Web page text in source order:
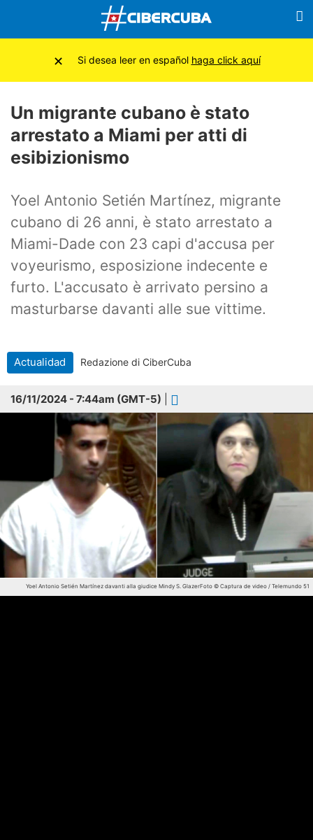
Un migrante cubano è stato
arrestato a Miami per atti di
esibizionismo
Yoel Antonio Setién Martínez, migrante
cubano di 26 anni, è stato arrestato a
Miami-Dade con 23 capi d'accusa per
voyeurismo, esposizione indecente e
furto. L'accusato è arrivato persino a
masturbarse davanti alle sue vittime.
Actualidad Redazione di CiberCuba
16/11/2024 - 7:44am (GMT-5)
Yoel Antonio Setién Martínez davanti alla giudice Mindy S. GlazerFoto © Captura de video / Telemundo 51
× Si desea leer en español haga click aquí